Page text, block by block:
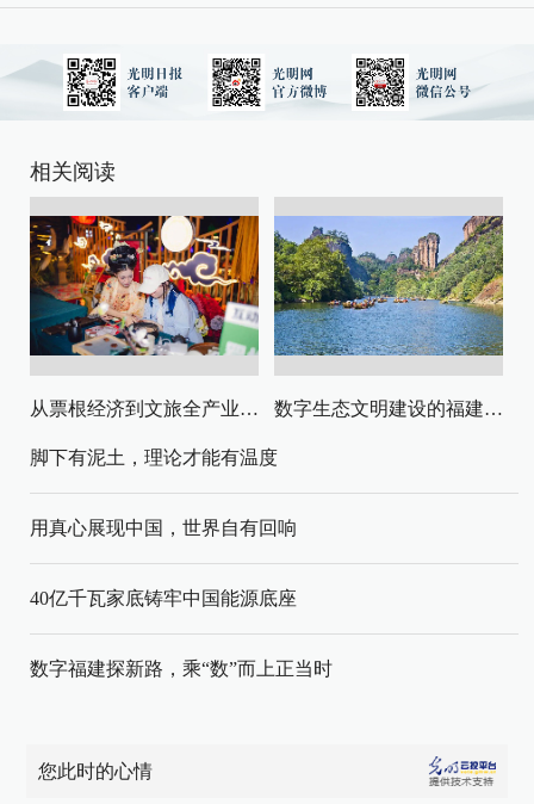
相关阅读
从票根经济到文旅全产业链升级 数字生态文明建设的福建路径与启示
脚下有泥土，理论才能有温度
用真心展现中国，世界自有回响
40亿千瓦家底铸牢中国能源底座
数字福建探新路，乘“数”而上正当时
您此时的心情